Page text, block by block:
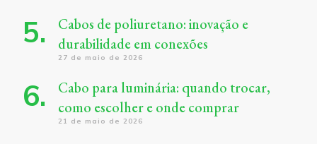
Cabos de poliuretano: inovação e
durabilidade em conexões
27 de maio de 2026
Cabo para luminária: quando trocar,
como escolher e onde comprar
21 de maio de 2026